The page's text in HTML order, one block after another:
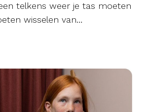
telkens weer je tas moeten
wisselen van…